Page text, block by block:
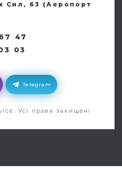
Сил, 63 (Аеропорт
47
03
Telegram
Усі права захищені